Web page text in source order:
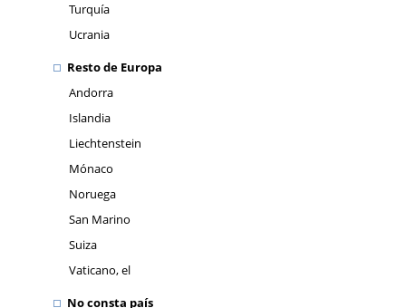
Turquía
Ucrania
Resto de Europa
Andorra
Islandia
Liechtenstein
Mónaco
Noruega
San Marino
Suiza
Vaticano, el
No consta país